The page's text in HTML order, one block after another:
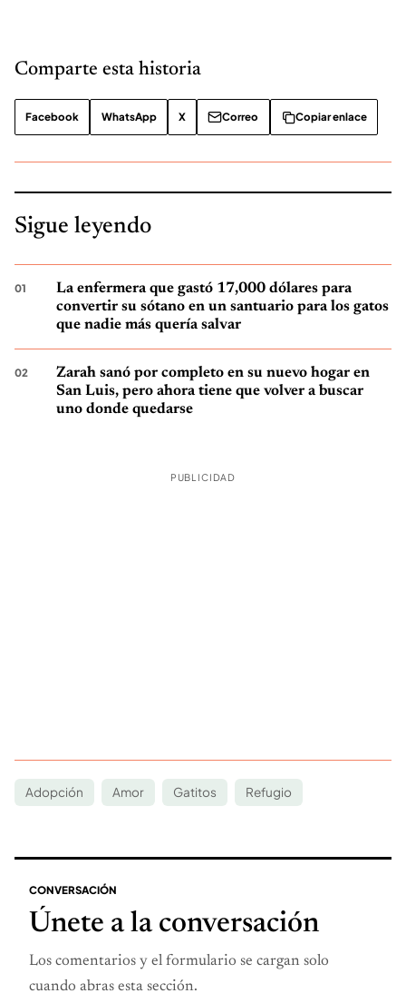
Comparte esta historia
Facebook WhatsApp X Correo Copiar enlace
Sigue leyendo
La enfermera que gastó 17,000 dólares para
convertir su sótano en un santuario para los gatos
que nadie más quería salvar
Zarah sanó por completo en su nuevo hogar en
San Luis, pero ahora tiene que volver a buscar
uno donde quedarse
PUBLICIDAD
Adopción Amor Gatitos Refugio
CONVERSACIÓN
Únete a la conversación
Los comentarios y el formulario se cargan solo
cuando abras esta sección.